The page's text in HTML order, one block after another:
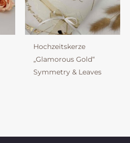
Hochzeitskerze
„Glamorous Gold“
Symmetry & Leaves